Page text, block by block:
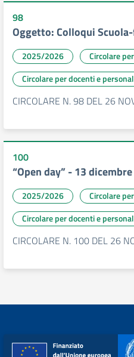
98
Oggetto: Colloqui
2025/2026
Circolare
Circolare per docenti e
CIRCOLARE N. 98 DEL 26
100
“Open day” - 13
2025/2026
Circolare
Circolare per docenti e
CIRCOLARE N. 100 DEL 26